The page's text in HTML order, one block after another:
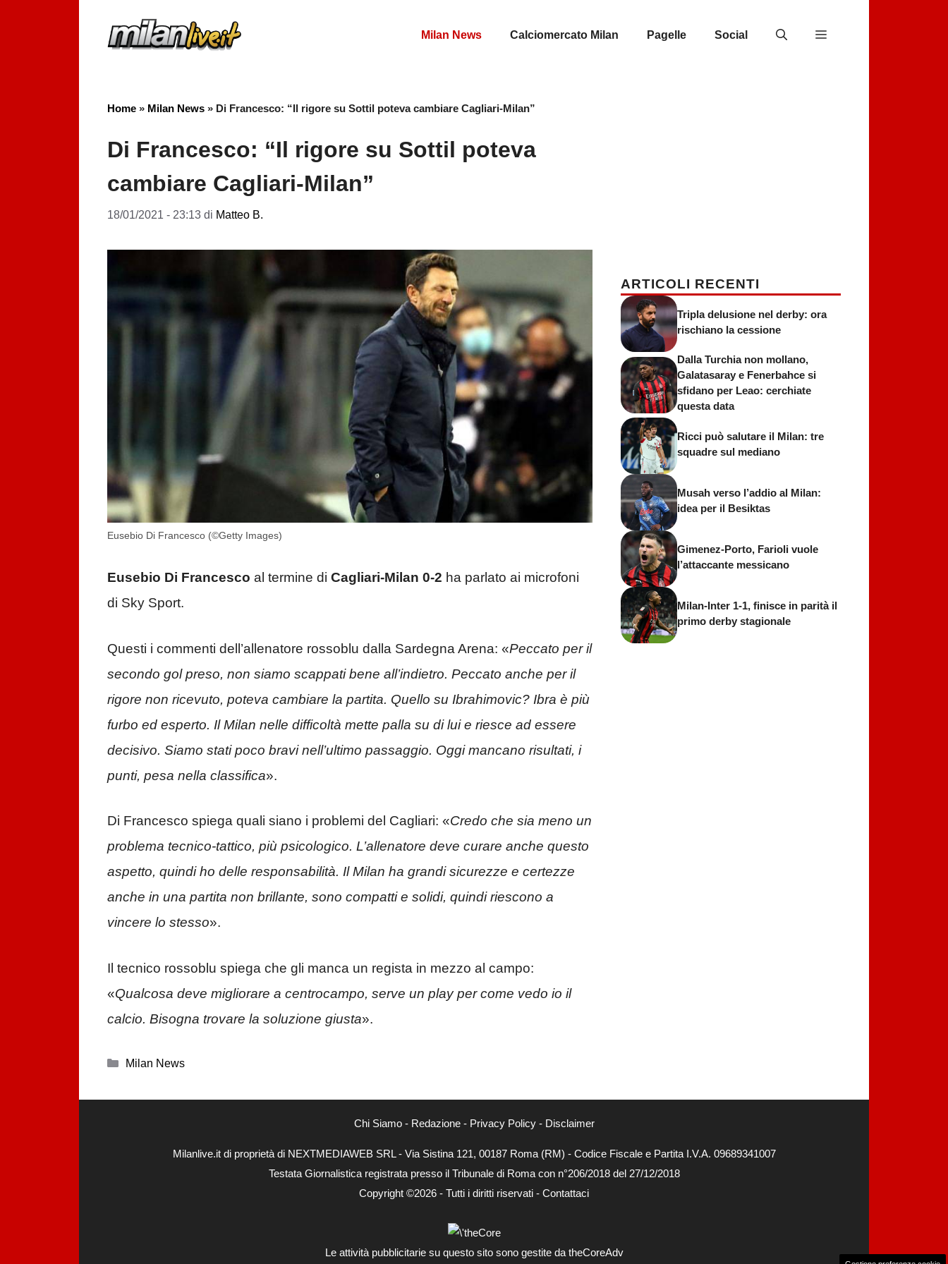
Milan News Calciomercato Milan Pagelle Social
Home » Milan News » Di Francesco: “Il rigore su Sottil poteva cambiare Cagliari-Milan”
Di Francesco: “Il rigore su Sottil poteva
cambiare Cagliari-Milan”
18/01/2021 - 23:13 di Matteo B.
Eusebio Di Francesco (©Getty Images)
Eusebio Di Francesco al termine di Cagliari-Milan 0-2 ha parlato ai microfoni
di Sky Sport.
Questi i commenti dell’allenatore rossoblu dalla Sardegna Arena: «Peccato per il
secondo gol preso, non siamo scappati bene all’indietro. Peccato anche per il
rigore non ricevuto, poteva cambiare la partita. Quello su Ibrahimovic? Ibra è più
furbo ed esperto. Il Milan nelle difficoltà mette palla su di lui e riesce ad essere
decisivo. Siamo stati poco bravi nell’ultimo passaggio. Oggi mancano risultati, i
punti, pesa nella classifica».
Di Francesco spiega quali siano i problemi del Cagliari: «Credo che sia meno un
problema tecnico-tattico, più psicologico. L’allenatore deve curare anche questo
aspetto, quindi ho delle responsabilità. Il Milan ha grandi sicurezze e certezze
anche in una partita non brillante, sono compatti e solidi, quindi riescono a
vincere lo stesso».
Il tecnico rossoblu spiega che gli manca un regista in mezzo al campo:
«Qualcosa deve migliorare a centrocampo, serve un play per come vedo io il
calcio. Bisogna trovare la soluzione giusta».
Categorie
Milan News
ARTICOLI RECENTI
Tripla delusione nel derby: ora
rischiano la cessione
Dalla Turchia non mollano,
Galatasaray e Fenerbahce si
sfidano per Leao: cerchiate
questa data
Ricci può salutare il Milan: tre
squadre sul mediano
Musah verso l’addio al Milan:
idea per il Besiktas
Gimenez-Porto, Farioli vuole
l’attaccante messicano
Milan-Inter 1-1, finisce in parità il
primo derby stagionale
Chi Siamo- Redazione- Privacy Policy- Disclaimer
Milanlive.it di proprietà di NEXTMEDIAWEB SRL - Via Sistina 121, 00187 Roma (RM) - Codice Fiscale e Partita I.V.A. 09689341007
Testata Giornalistica registrata presso il Tribunale di Roma con n°206/2018 del 27/12/2018
Copyright ©2026 - Tutti i diritti riservati - Contattaci
Le attività pubblicitarie su questo sito sono gestite da theCoreAdv